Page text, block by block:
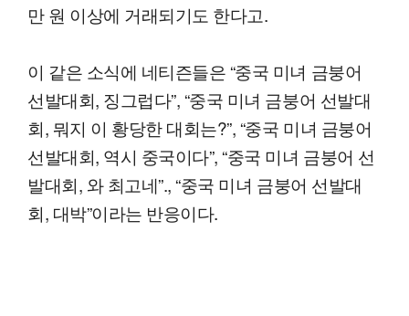
만 원 이상에 거래되기도 한다고.
이 같은 소식에 네티즌들은 “중국 미녀 금붕어
선발대회, 징그럽다”, “중국 미녀 금붕어 선발대
회, 뭐지 이 황당한 대회는?”, “중국 미녀 금붕어
선발대회, 역시 중국이다”, “중국 미녀 금붕어 선
발대회, 와 최고네”., “중국 미녀 금붕어 선발대
회, 대박”이라는 반응이다.